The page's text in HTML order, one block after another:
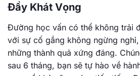
Đầy Khát Vọng
Đường học vấn có thể không trải
với sự cố gắng không ngừng
những thành quả xứng đáng.
sau 6 tháng, bạn sẽ tự hào về